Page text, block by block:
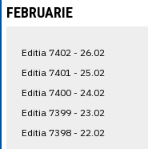
FEBRUARIE
Editia 7402 - 26.02
Editia 7401 - 25.02
Editia 7400 - 24.02
Editia 7399 - 23.02
Editia 7398 - 22.02